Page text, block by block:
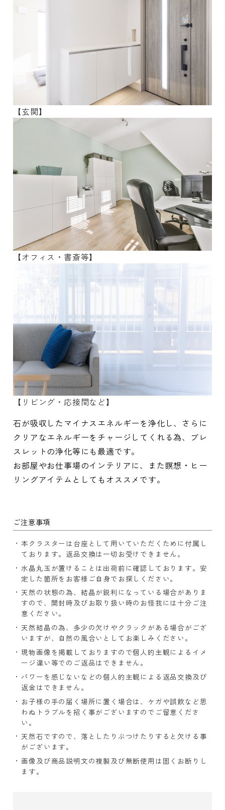
【玄関】
【オフィス・書斎等】
【リビング・応接間など】
石が吸収したマイナスエネルギーを浄化し、さらに
クリアなエネルギーをチャージしてくれる為、ブレ
スレットの浄化等にも最適です。
お部屋やお仕事場のインテリアに、また瞑想・ヒー
リングアイテムとしてもオススメです。
ご注意事項
本クラスターは台座として用いていただくために付属し
ております。返品交換は一切お受けできません。
水晶丸玉が置けることは出荷前に確認しております。安
定した箇所をお客様ご自身でお探しください。
天然の状態の為、結晶が鋭利になっている場合がありま
すので、開封時及びお取り扱い時のお怪我には十分ご注
意ください。
天然結晶の為、多少の欠けやクラックがある場合がござ
いますが、自然の風合いとしてお楽しみください。
現物画像を掲載しておりますので個人的主観によるイメ
ージ違い等でのご返品はできません。
パワーを感じないなどの個人的主観による返品交換及び
返金はできません。
お子様の手の届く場所に置く場合は、ケガや誤飲など思
わぬトラブルを招く事がございますのでご留意くださ
い。
天然石ですので、落としたりぶつけたりすると欠ける事
がございます。
画像及び商品説明文の複製及び無断使用は固くお断りし
ます。